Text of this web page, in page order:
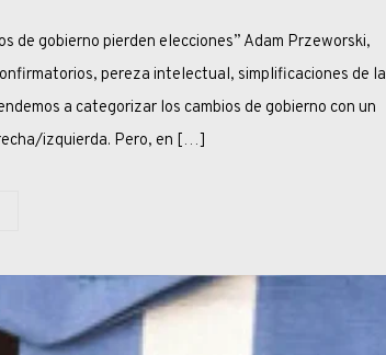
LÓGICA
PENDULAR
DEMOCRACIA
de gobierno pierden elecciones” Adam Przeworski,
pereza intelectual, simplificaciones de la
a categorizar los cambios de gobierno con un
izquierda. Pero, en […]